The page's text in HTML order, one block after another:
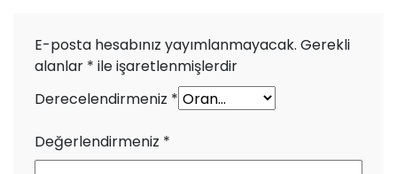
E-posta hesabınız yayımlanmayacak. Gerekli
alanlar * ile işaretlenmişlerdir
Derecelendirmeniz *
Değerlendirmeniz *